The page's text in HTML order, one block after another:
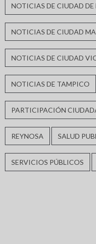
NOTICIAS DE CIUDAD DE
NOTICIAS DE CIUDAD
NOTICIAS DE CIUDAD
NOTICIAS DE TAMPICO
PARTICIPACIÓN
REYNOSA SALUD
SERVICIOS PÚBLICOS